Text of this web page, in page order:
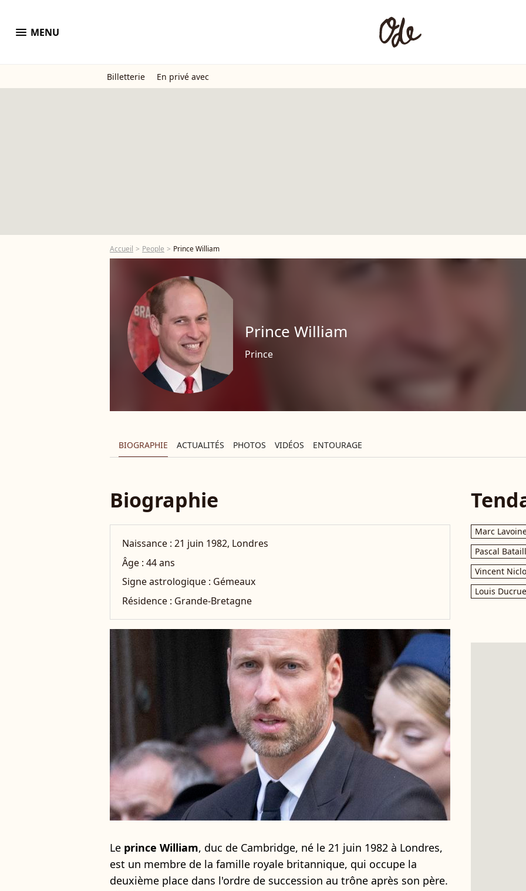
menu MENU
Billetterie En privé avec
Accueil People Prince William
Prince William
Prince
BIOGRAPHIE ACTUALITÉS PHOTOS VIDÉOS ENTOURAGE
Biographie
Naissance :21 juin 1982, Londres
Âge :44 ans
Signe astrologique : Gémeaux
Résidence : Grande-Bretagne
Le prince William, duc de Cambridge, né le 21 juin 1982 à Londres,
est un membre de la famille royale britannique, qui occupe la
deuxième place dans l'ordre de succession au trône après son père.
Marc
Pascal
Vincent Niclo
Louis